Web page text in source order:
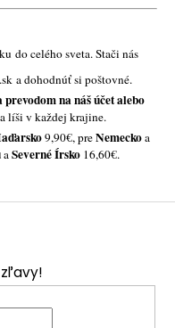
do celého sveta. Stači nás
a dohodnúť si poštovné.
prevodom na náš účet alebo
líši v každej krajine.
9,90€, preNemeckoa
aSeverné Írsko16,60€.